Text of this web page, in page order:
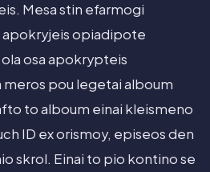
Mesa stin efarmogi
apokryjeis opiadipote
osa apokrypteis
pou legetai alboum
to alboum einai kleismeno
ID ex orismoy, episeos den
skrol. Einai to pio kontino se